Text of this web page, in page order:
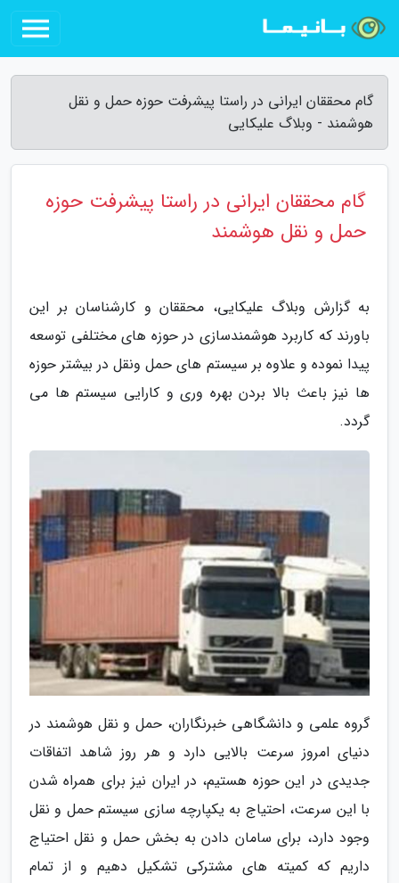
گام محققان ایرانی در راستا پیشرفت حوزه حمل و نقل
هوشمند - وبلاگ علیکایی
گام محققان ایرانی در راستا پیشرفت حوزه
حمل و نقل هوشمند
به گزارش وبلاگ علیکایی، محققان و کارشناسان بر این
باورند که کاربرد هوشمندسازی در حوزه های مختلفی توسعه
پیدا نموده و علاوه بر سیستم های حمل ونقل در بیشتر حوزه
ها نیز باعث بالا بردن بهره وری و کارایی سیستم ها می
گردد.
گروه علمی و دانشگاهی خبرنگاران، حمل و نقل هوشمند در
دنیای امروز سرعت بالایی دارد و هر روز شاهد اتفاقات
جدیدی در این حوزه هستیم، در ایران نیز برای همراه شدن
با این سرعت، احتیاج به یکپارچه سازی سیستم حمل و نقل
وجود دارد، برای سامان دادن به بخش حمل و نقل احتیاج
داریم که کمیته های مشترکی تشکیل دهیم و از تمام